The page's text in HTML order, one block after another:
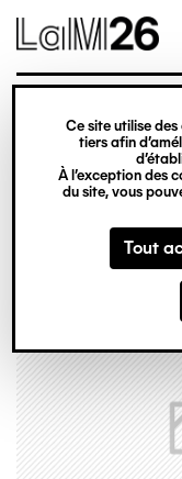
Gestion des
Ce site utilise
tiers afin
À l’exception des
du site, vous
Tout
contenu